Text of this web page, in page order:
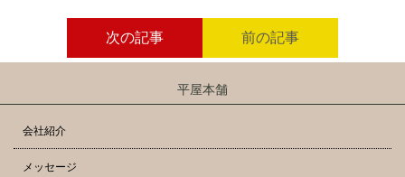
次の記事 前の記事
平屋本舗
会社紹介
メッセージ